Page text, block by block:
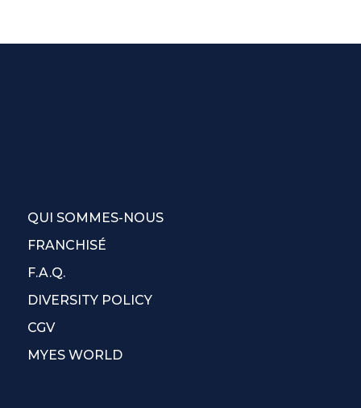
QUI SOMMES-NOUS
FRANCHISÉ
F.A.Q.
DIVERSITY POLICY
CGV
MYES WORLD